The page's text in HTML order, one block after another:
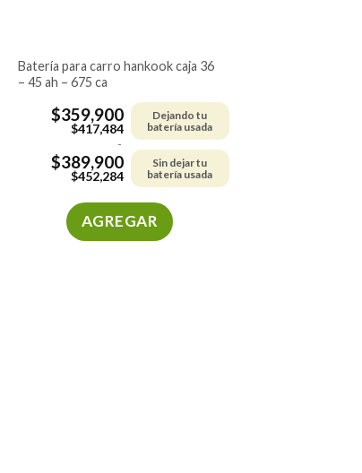
batería para carro hankook caja 36
– 45 ah – 675 ca
$359,900
$417,484
Dejando tu
batería usada
-
$389,900
$452,284
Sin dejar tu
batería usada
AGREGAR